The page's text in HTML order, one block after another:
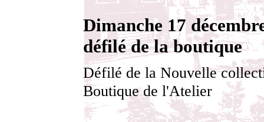
Dimanche 17
défilé de la boutique
Défilé de la Nouvelle
Boutique de l'Atelier